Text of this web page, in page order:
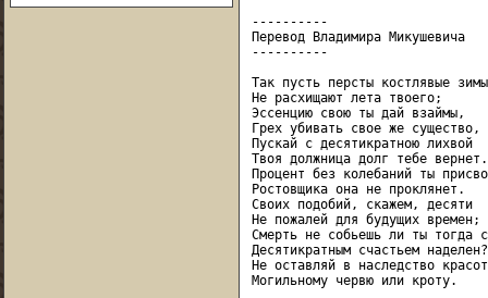
----------
Перевод Владимира Микушевича
----------
Так пусть персты костлявые зимы
Не расхищают лета твоего;
Эссенцию свою ты дай взаймы,
Грех убивать свое же существо,
Пускай с десятикратною лихвой
Твоя должница долг тебе вернет.
Процент без колебаний ты
Ростовщика она не проклянет.
Своих подобий, скажем, десяти
Не пожалей для будущих времен;
Смерть не собьешь ли ты тогда
Десятикратным счастьем наделен?
Не оставляй в наследство
Могильному червю или кроту.